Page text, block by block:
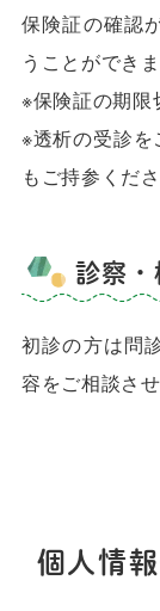
保険証の確認
うことができま
※保険証の期限
※透析の受診
もご持参くださ
診察・
初診の方は問
容をご相談さ
個人情